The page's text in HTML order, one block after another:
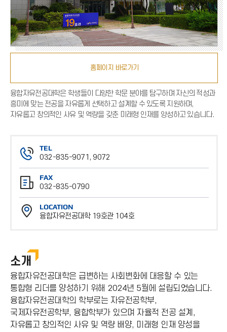
홈페이지 바로가기
융합자유전공대학은 학생들이 다양한 학문 분야를 탐구하며 자신의 적성과
흥미에 맞는 전공을 자유롭게 선택하고 설계할 수 있도록 지원하며,
자유롭고 창의적인 사유 및 역량을 갖춘 미래형 인재를 양성하고 있습니다.
TEL
032-835-9071, 9072
전
화
번
호
FAX
032-835-0790
팩
스
번
LOCATION
융합자유전공대학 19호관 104호
소개
융합자유전공대학은 급변하는 사회변화에 대응할 수 있는
통합형 리더를 양성하기 위해 2024년 5월에 설립되었습니다.
융합자유전공대학의 학부로는 자유전공학부,
국제자유전공학부, 융합학부가 있으며 자율적 전공 설계,
자유롭고 창의적인 사유 및 역량 배양, 미래형 인재 양성을